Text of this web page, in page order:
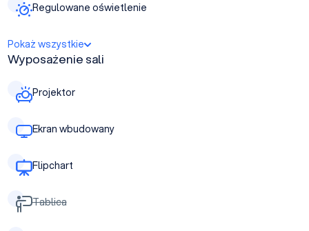
Regulowane oświetlenie
Pokaż wszystkie
Wyposażenie sali
Projektor
Ekran wbudowany
Flipchart
Tablica